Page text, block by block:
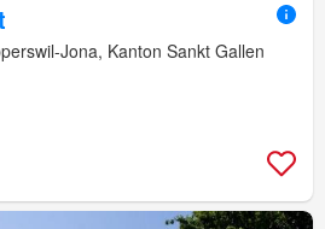
Jona, Kanton Sankt Gallen